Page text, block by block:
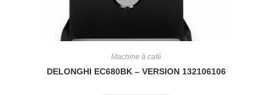
Machine à café
DELONGHI EC680BK – VERSION 132106106